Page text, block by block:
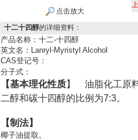
点击放大
十二十四醇的详细资料：
产品名称：十二-十四醇
英文名： Lanryl-Myristyl Alcohol
CAS登记号：
分子式：
【基本理化性质】 油脂化工原
二醇和碳十四醇的比例为7:3
【制法】
椰子油提取。